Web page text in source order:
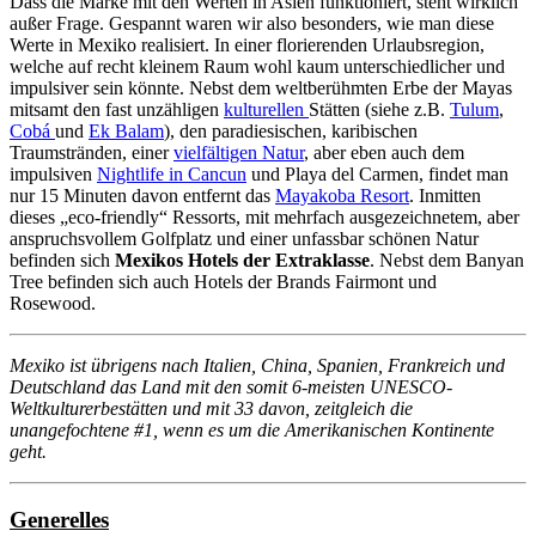
außer Frage. Gespannt waren wir also besonders, wie man diese
Werte in Mexiko realisiert. In einer florierenden Urlaubsregion,
welche auf recht kleinem Raum wohl kaum unterschiedlicher und
impulsiver sein könnte. Nebst dem weltberühmten Erbe der Mayas
mitsamt den fast unzähligen kulturellen Stätten (siehe z.B. Tulum,
Cobá und Ek Balam), den paradiesischen, karibischen
Traumstränden, einervielfältigen Natur, aber eben auch dem
impulsiven Nightlife in Cancun und Playa del Carmen, findet man
nur 15 Minuten davon entfernt das Mayakoba Resort. Inmitten
dieses „eco-friendly“ Ressorts, mit mehrfach ausgezeichnetem, aber
anspruchsvollem Golfplatz und einer unfassbar schönen Natur
befinden sich Mexikos Hotels der Extraklasse. Nebst dem Banyan
Tree befinden sich auch Hotels der Brands Fairmont und
Rosewood.
Mexiko ist übrigens nach Italien, China, Spanien, Frankreich und
Deutschland das Land mit den somit 6-meisten UNESCO-
Weltkulturerbestätten und mit 33 davon, zeitgleich die
unangefochtene #1, wenn es um die Amerikanischen Kontinente
geht.
Generelles